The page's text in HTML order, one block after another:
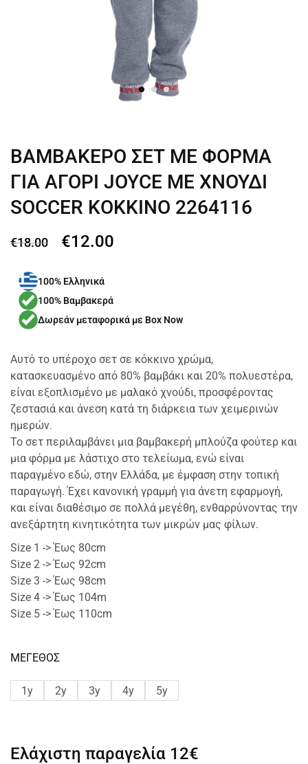
ΒΑΜΒΑΚΕΡΟ ΣΕΤ ΜΕ ΦΟΡΜΑ
ΓΙΑ ΑΓΟΡΙ JOYCE ΜΕ ΧΝΟΥΔΙ
SOCCER ΚΟΚΚΙΝΟ 2264116
€18.00 €12.00
100% Ελληνικά
100% Βαμβακερά
Δωρεάν μεταφορικά με Box Now
Αυτό το υπέροχο σετ σε κόκκινο χρώμα,
κατασκευασμένο από 80% βαμβάκι και 20% πολυεστέρα,
είναι εξοπλισμένο με μαλακό χνούδι, προσφέροντας
ζεστασιά και άνεση κατά τη διάρκεια των χειμερινών
ημερών.
Το σετ περιλαμβάνει μια βαμβακερή μπλούζα φούτερ και
μια φόρμα με λάστιχο στο τελείωμα, ενώ είναι
παραγμένο εδώ, στην Ελλάδα, με έμφαση στην τοπική
παραγωγή. Έχει κανονική γραμμή για άνετη εφαρμογή,
και είναι διαθέσιμο σε πολλά μεγέθη, ενθαρρύνοντας την
ανεξάρτητη κινητικότητα των μικρών μας φίλων.
Size 1 -> Έως 80cm
Size 2 -> Έως 92cm
Size 3 -> Έως 98cm
Size 4 -> Έως 104m
Size 5 -> Έως 110cm
ΜΕΓΕΘΟΣ
1y 2y 3y 4y 5y
Ελάχιστη παραγελία 12€